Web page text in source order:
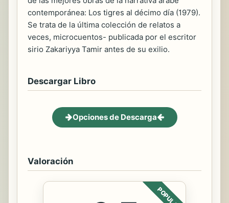
contemporánea: Los tigres al décimo día (1979).
Se trata de la última colección de relatos a
veces, microcuentos- publicada por el escritor
sirio Zakariyya Tamir antes de su exilio.
Descargar Libro
Opciones de Descarga
Valoración